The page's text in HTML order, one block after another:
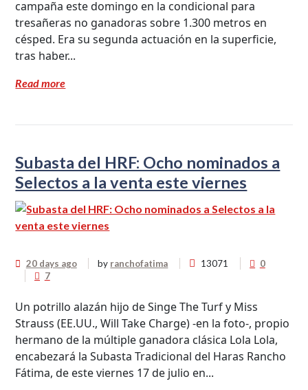
campaña este domingo en la condicional para
tresañeras no ganadoras sobre 1.300 metros en
césped. Era su segunda actuación en la superficie,
tras haber...
Read more
Subasta del HRF: Ocho nominados a
Selectos a la venta este viernes
20 days ago by ranchofatima 13071
0
7
Un potrillo alazán hijo de Singe The Turf y Miss
Strauss (EE.UU., Will Take Charge) -en la foto-, propio
hermano de la múltiple ganadora clásica Lola Lola,
encabezará la Subasta Tradicional del Haras Rancho
Fátima, de este viernes 17 de julio en...